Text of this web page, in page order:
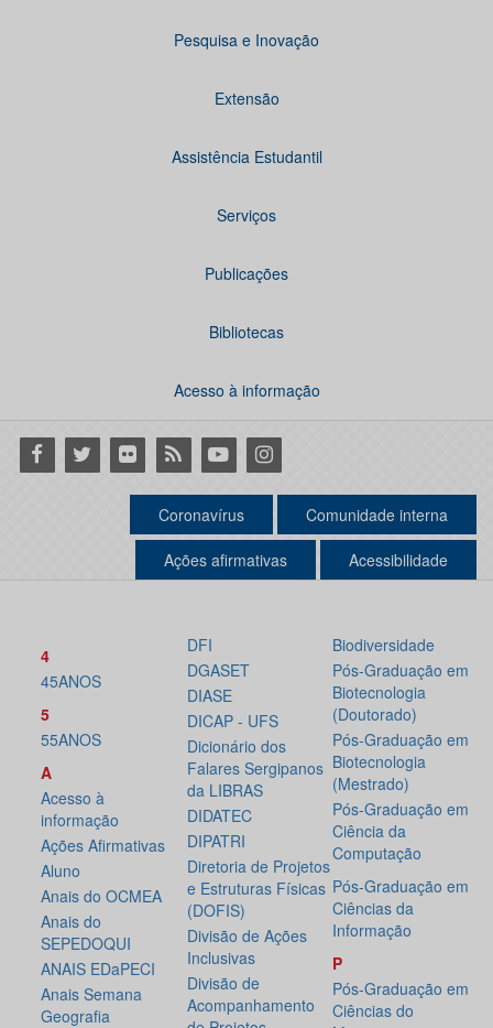
Pesquisa e Inovação
Extensão
Assistência Estudantil
Serviços
Publicações
Bibliotecas
Acesso à informação
Facebook
Twitter Flickr RSS YoutubeInstagram
Coronavírus Comunidade interna
Ações afirmativas Acessibilidade
4
45ANOS
5
55ANOS
A
Acesso à
informação
Ações Afirmativas
Aluno
Anais do OCMEA
Anais do
SEPEDOQUI
ANAIS EDaPECI
Anais Semana
Geografia
DFI
DGASET
DIASE
DICAP - UFS
Dicionário dos
Falares Sergipanos
da LIBRAS
DIDATEC
DIPATRI
Diretoria de Projetos
e Estruturas Físicas
(DOFIS)
Divisão de Ações
Inclusivas
Divisão de
Acompanhamento
Biodiversidade
Pós-Graduação em
Biotecnologia
(Doutorado)
Pós-Graduação em
Biotecnologia
(Mestrado)
Pós-Graduação em
Ciência da
Computação
Pós-Graduação em
Ciências da
Informação
P
Pós-Graduação em
Ciências do